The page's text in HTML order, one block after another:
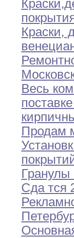
Краски,
Краски,
Весь
Продам
Гранулы
Сда тся